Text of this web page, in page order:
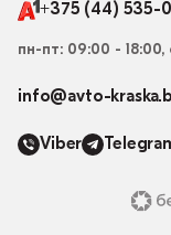
+375 (44) 535-
пн-пт: 09:00 - 18:00,
info@avto-
Viber